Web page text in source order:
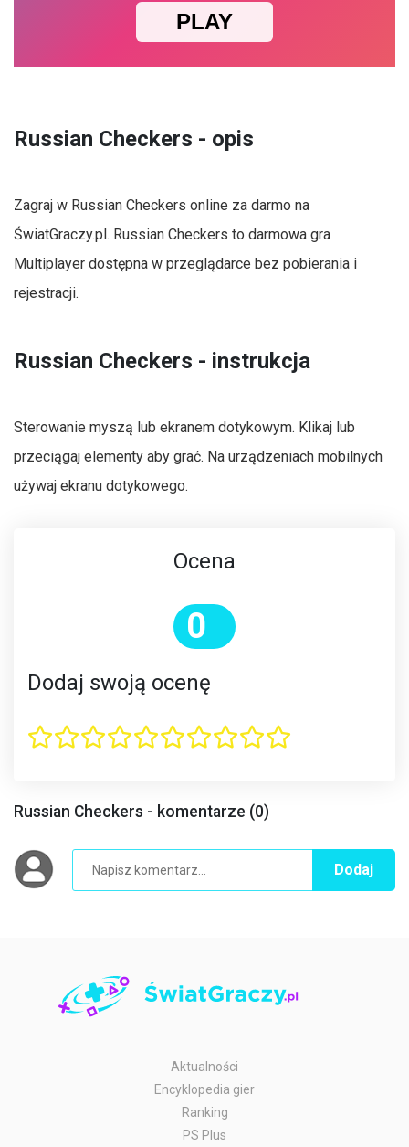
Russian Checkers - opis
Zagraj w Russian Checkers online za darmo na
ŚwiatGraczy.pl. Russian Checkers to darmowa gra
Multiplayer dostępna w przeglądarce bez pobierania i
rejestracji.
Russian Checkers - instrukcja
Sterowanie myszą lub ekranem dotykowym. Klikaj lub
przeciągaj elementy aby grać. Na urządzeniach mobilnych
używaj ekranu dotykowego.
Ocena
0
Dodaj swoją ocenę
Russian Checkers - komentarze (0)
Dodaj
Aktualności
Encyklopedia gier
Ranking
PS Plus